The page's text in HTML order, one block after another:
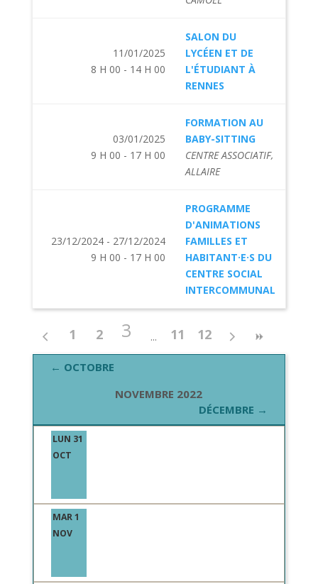
11/01/2025
8 H 00 - 14 H 00
SALON DU
LYCÉEN ET DE
L'ÉTUDIANT À
RENNES
03/01/2025
9 H 00 - 17 H 00
FORMATION AU
BABY-SITTING
CENTRE ASSOCIATIF,
ALLAIRE
23/12/2024 - 27/12/2024
9 H 00 - 17 H 00
PROGRAMME
D'ANIMATIONS
FAMILLES ET
HABITANT·E·S DU
CENTRE SOCIAL
INTERCOMMUNAL
1 2 3 11 12
← OCTOBRE
NOVEMBRE 2022
DÉCEMBRE →
LUN 31
OCT
MAR 1
NOV